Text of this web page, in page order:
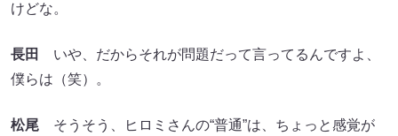
けどな。
長田
いや、だからそれが問題だって言ってるんですよ、
僕らは（笑）。
松尾 そうそう、ヒロミさんの“普通”は、ちょっと感覚が